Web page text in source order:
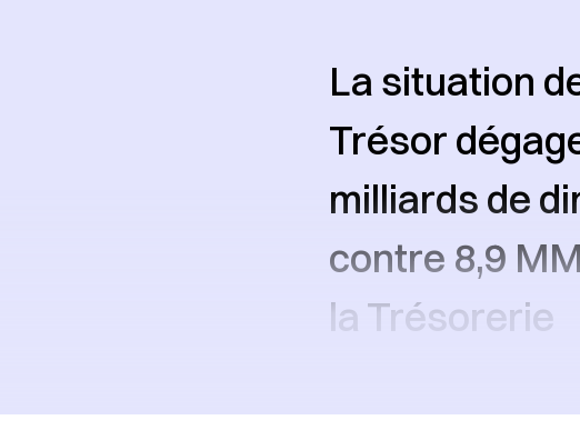
La situation
Trésor
milliards de
contre 8,9
la Trésorerie